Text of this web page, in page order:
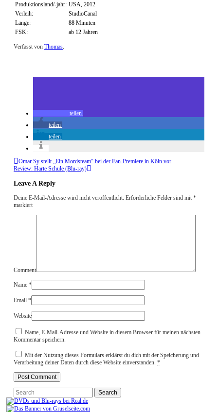
Produktionsland/-jahr: USA, 2012
Verleih:
StudioCanal
Länge:
88 Minuten
FSK:
ab 12 Jahren
Verfasst von Thomas
teilen
teilen
teilen
Omar Sy stellt „Ein Mordsteam“ bei der Fan-Premiere in Köln vor
Review: Harte Schule (Blu-ray)
Leave A Reply
Deine E-Mail-Adresse wird nicht veröffentlicht. Erforderliche Felder sind mit *
markiert
Comment
Name *
Email *
Website
Name, E-Mail-Adresse und Website in diesem Browser für meinen nächsten
Kommentar speichern.
Mit der Nutzung dieses Formulars erklärst du dich mit der Speicherung und
Verarbeitung deiner Daten durch diese Website einverstanden. *